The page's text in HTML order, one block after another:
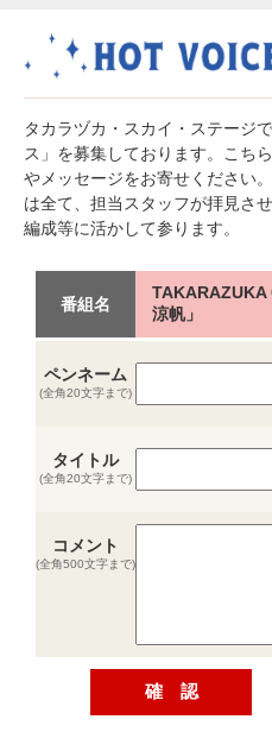
タカラヅカ・スカイ・ステージ
ス」を募集しております。こち
やメッセージをお寄せください
は全て、担当スタッフが拝見さ
編成等に活かして参ります。
番組名
TAKARAZUKA
涼帆」
ペンネーム
(全角20文字まで)
タイトル
(全角20文字まで)
コメント
(全角500文字まで)